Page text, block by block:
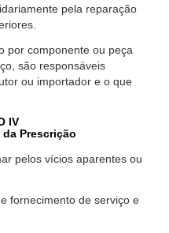
pela reparação
por componente ou peça
são responsáveis
ou importador e o que
IV
da Prescrição
pelos vícios aparentes ou
fornecimento de serviço e